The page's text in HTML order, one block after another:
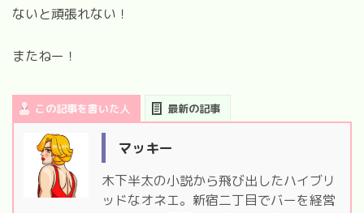
ないと頑張れない！
またねー！
この記事を書いた人 最新の記事
マッキー
木下半太の小説から飛び出したハイブリ
ッドなオネエ。新宿二丁目でバーを経営